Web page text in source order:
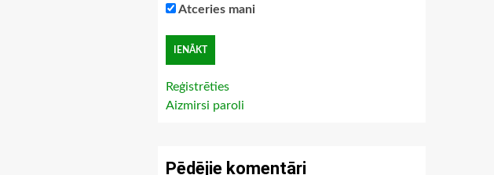
Atceries mani
Reģistrēties
Aizmirsi paroli
Pēdējie komentāri